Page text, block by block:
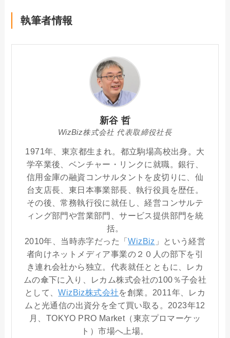
執筆者情報
新谷 哲
WizBiz株式会社 代表取締役社長
1971年、東京都生まれ。都立駒場高校出身。大
学卒業後、ベンチャー・リンクに就職。銀行、
信用金庫の融資コンサルタントを皮切りに、仙
台支店長、東日本事業部長、執行役員を歴任。
その後、常務執行役に就任し、経営コンサルテ
ィング部門や営業部門、サービス提供部門を統
括。
2010年、当時赤字だった「WizBiz 」という経営
者向けネットメディア事業の２０人の部下を引
き連れ会社から独立。代表就任とともに、レカ
ムの傘下に入り、レカム株式会社の100％子会社
として、WizBiz株式会社を創業。2011年、レカ
ムと光通信の出資分を全て買い取る。2023年12
月、TOKYO PRO Market（東京プロマーケッ
ト）市場へ上場。